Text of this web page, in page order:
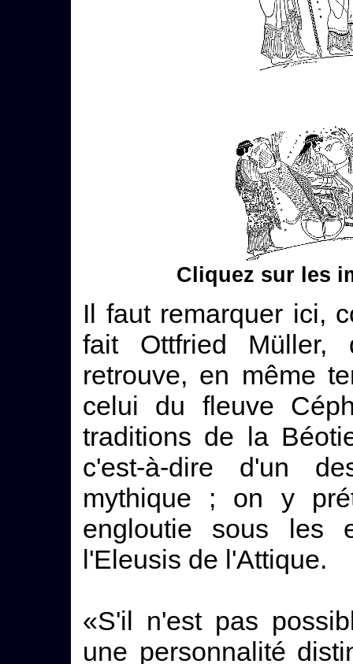
Cliquez sur les
Il faut remarquer ici,
fait Ottfried
retrouve, en même
celui du fleuve
traditions de la
c'est-à-dire d'un
mythique ; on y
engloutie sous les
l'Eleusis de l'Attique.
«S'il n'est pas
une personnalité